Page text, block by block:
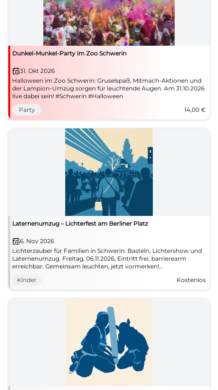
Dunkel-Munkel-Party im Zoo Schwerin
31. Okt 2026
Halloween im Zoo Schwerin: Gruselspaß, Mitmach-Aktionen und
der Lampion-Umzug sorgen für leuchtende Augen. Am 31.10.2026
live dabei sein! #Schwerin #Halloween
Party
14,00 €
Laternenumzug – Lichterfest am Berliner Platz
6. Nov 2026
Lichterzauber für Familien in Schwerin: Basteln, Lichtershow und
Laternenumzug. Freitag, 06.11.2026, Eintritt frei, barrierearm
erreichbar. Gemeinsam leuchten, jetzt vormerken!
Kinder
Kostenlos